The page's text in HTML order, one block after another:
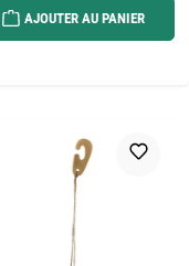
AJOUTER AU PANIER